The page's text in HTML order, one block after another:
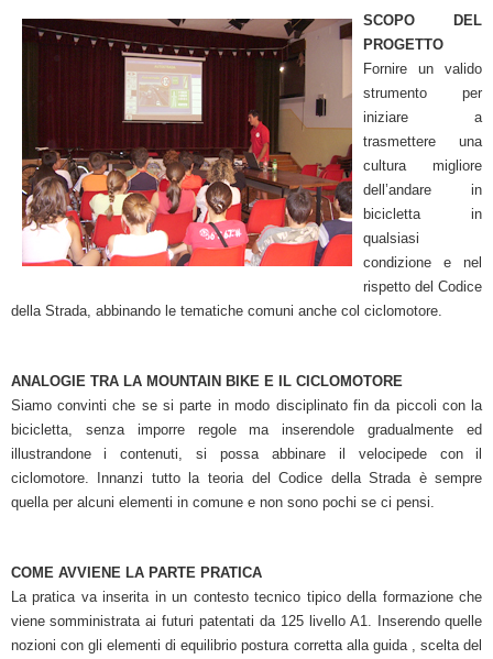
SCOPO DEL
PROGETTO
Fornire un valido
strumento per
iniziare a
trasmettere una
cultura migliore
dell’andare in
bicicletta in
qualsiasi
condizione e nel
rispetto del Codice
della Strada, abbinando le tematiche comuni anche col ciclomotore.
ANALOGIE TRA LA MOUNTAIN BIKE E IL CICLOMOTORE
Siamo convinti che se si parte in modo disciplinato fin da piccoli con la
bicicletta, senza imporre regole ma inserendole gradualmente ed
illustrandone i contenuti, si possa abbinare il velocipede con il
ciclomotore. Innanzi tutto la teoria del Codice della Strada è sempre
quella per alcuni elementi in comune e non sono pochi se ci pensi.
COME AVVIENE LA PARTE PRATICA
La pratica va inserita in un contesto tecnico tipico della formazione che
vienesomministrata ai futuri patentati da 125 livello A1. Inserendo quelle
nozioni con gli elementi di equilibrio postura corretta alla guida , scelta del